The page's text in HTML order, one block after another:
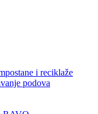
i reciklaže
podova